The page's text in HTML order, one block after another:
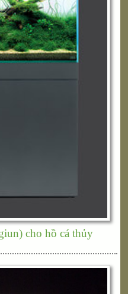
cho hồ cá thủy